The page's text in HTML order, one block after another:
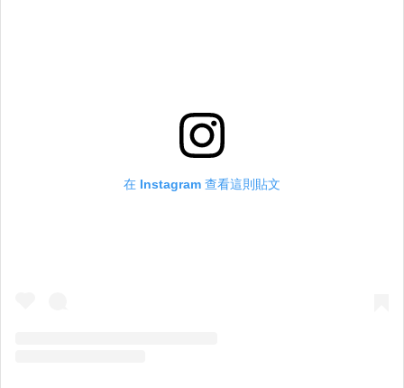
在 Instagram 查看這則貼文